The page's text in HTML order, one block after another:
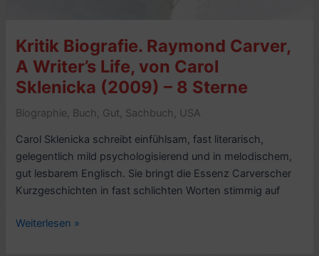
Sterne
–
mit
Links
Kritik Biografie. Raymond Carver,
A Writer’s Life, von Carol
Sklenicka (2009) – 8 Sterne
Biographie, Buch , Gut, Sachbuch , USA
Carol Sklenicka schreibt einfühlsam, fast literarisch,
gelegentlich mild psychologisierend und in melodischem,
gut lesbarem Englisch. Sie bringt die Essenz Carverscher
Kurzgeschichten in fast schlichten Worten stimmig auf
Kritik
Weiterlesen »